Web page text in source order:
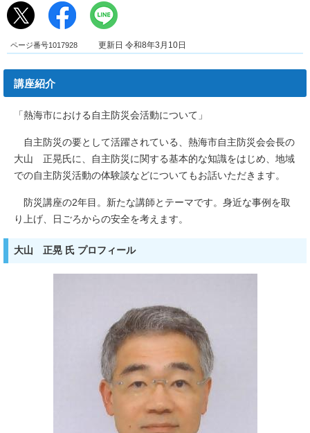
ページ番号1017928 更新日 令和8年3月10日
講座紹介
「熱海市における自主防災会活動について」
自主防災の要として活躍されている、熱海市自主防災会会長の
大山 正晃氏に、自主防災に関する基本的な知識をはじめ、地域
での自主防災活動の体験談などについてもお話いただきます。
防災講座の2年目。新たな講師とテーマです。身近な事例を取
り上げ、日ごろからの安全を考えます。
大山 正晃 氏 プロフィール